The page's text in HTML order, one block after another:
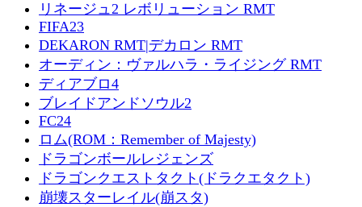
リネージュ2 レボリューション RMT
FIFA23
DEKARON RMT|デカロン RMT
オーディン：ヴァルハラ・ライジング RMT
ディアブロ4
ブレイドアンドソウル2
FC24
ロム(ROM：Remember of Majesty)
ドラゴンボールレジェンズ
ドラゴンクエストタクト(ドラクエタクト)
崩壊スターレイル(崩スタ)